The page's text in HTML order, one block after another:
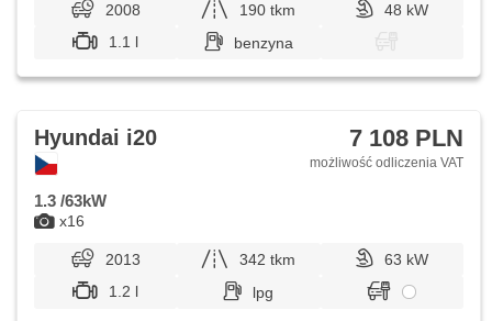
2008 190 tkm
48 kW
1.1 l
benzyna
x16
Hyundai i20 7 108 PLN
możliwość odliczenia VAT
1.3 /63kW
2013 342 tkm
63 kW
1.2 l
lpg